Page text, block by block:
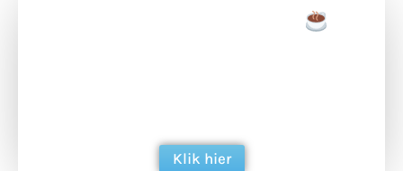
Klik hier